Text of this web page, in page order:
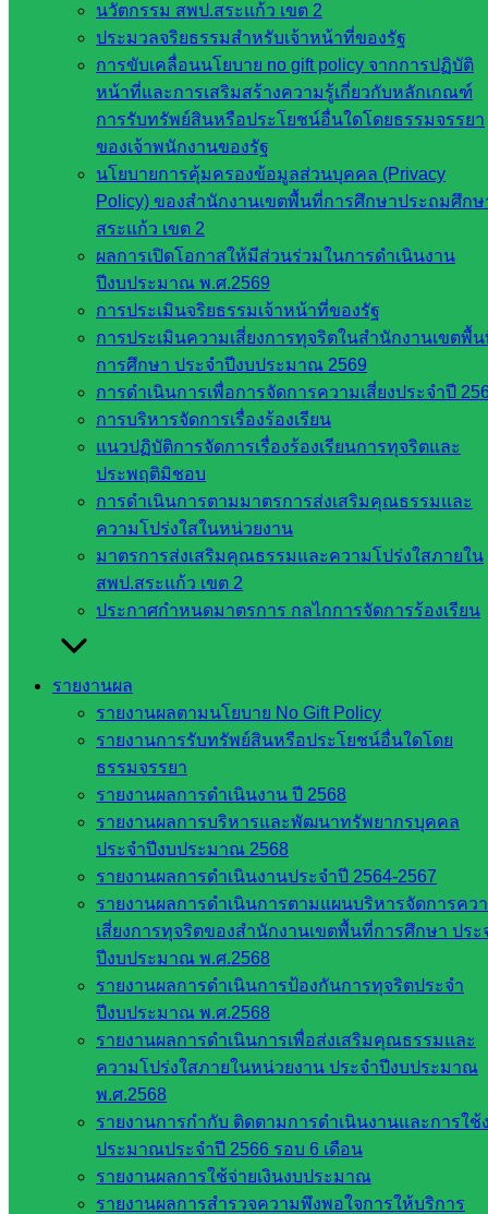
นวัตกรรม สพป.สระแก้ว เขต 2
ประมวลจริยธรรมสำหรับเจ้าหน้าที่ของรัฐ
การขับเคลื่อนนโยบาย no gift policy จากการปฏิบัติ
หน้าที่และการเสริมสร้างความรู้เกี่ยวกับหลักเกณฑ์
การรับทรัพย์สินหรือประโยชน์อื่นใดโดยธรรมจรรยา
ของเจ้าพนักงานของรัฐ
นโยบายการคุ้มครองข้อมูลส่วนบุคคล (Privacy
Policy) ของสำนักงานเขตพื้นที่การศึกษาประถมศึกษ
สระแก้ว เขต 2
ผลการเปิดโอกาสให้มีส่วนร่วมในการดำเนินงาน
ปีงบประมาณ พ.ศ.2569
การประเมินจริยธรรมเจ้าหน้าที่ของรัฐ
การประเมินความเสี่ยงการทุจริตในสำนักงานเขตพื้
การศึกษา ประจำปีงบประมาณ 2569
การดำเนินการเพื่อการจัดการความเสี่ยงประจำปี
การบริหารจัดการเรื่องร้องเรียน
แนวปฏิบัติการจัดการเรื่องร้องเรียนการทุจริตและ
ประพฤติมิชอบ
การดำเนินการตามมาตรการส่งเสริมคุณธรรมและ
ความโปร่งใสในหน่วยงาน
มาตรการส่งเสริมคุณธรรมและความโปร่งใสภายใน
สพป.สระแก้ว เขต 2
ประกาศกำหนดมาตรการ กลไกการจัดการร้องเรียน
รายงานผล
รายงานผลตามนโยบาย No Gift Policy
รายงานการรับทรัพย์สินหรือประโยชน์อื่นใดโดย
ธรรมจรรยา
รายงานผลการดำเนินงาน ปี 2568
รายงานผลการบริหารและพัฒนาทรัพยากรบุคคล
ประจำปีงบประมาณ 2568
รายงานผลการดำเนินงานประจำปี 2564-2567
รายงานผลการดำเนินการตามแผนบริหารจัดการคว
เสี่ยงการทุจริตของสำนักงานเขตพื้นที่การศึกษา ประ
ปีงบประมาณ พ.ศ.2568
รายงานผลการดำเนินการป้องกันการทุจริตประจำ
ปีงบประมาณ พ.ศ.2568
รายงานผลการดำเนินการเพื่อส่งเสริมคุณธรรมและ
ความโปร่งใสภายในหน่วยงาน ประจำปีงบประมาณ
พ.ศ.2568
รายงานการกำกับ ติดตามการดำเนินงานและการใช้
ประมาณประจำปี 2566 รอบ 6 เดือน
รายงานผลการใช้จ่ายเงินงบประมาณ
รายงานผลการสำรวจความพึงพอใจการให้บริการ
ที่เกี่ยวข้อง
กระทรวง
ศึกษาธิการ
กระทรวง
อุดมศึกษา
สำนักงาน
เลขาธิการ
สภาการ
สำนักงาน
คณะ
กรรมการ
การ
อาชีวศึกษา
สำนักงาน
กรรมการ
การศึกษา
ขั้นพื้น
รายชื่อ
มหาวิทยาลัย
ประเทศไทย
เว็บไซต์
สำนักต่าง
เว็บไซต์
สพม. ใน
เว็บไซต์
สพป. ใน
กรมบัญชี
สำนักงาน
ส.ก.ส.ค
หน่วยงาน